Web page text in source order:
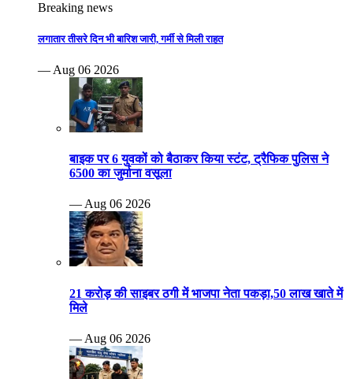
Breaking news
लगातार तीसरे दिन भी बारिश जारी, गर्मी से मिली राहत
— Aug 06 2026
बाइक पर 6 युवकों को बैठाकर किया स्टंट, ट्रैफिक पुलिस ने
6500 का जुर्माना वसूला
— Aug 06 2026
21 करोड़ की साइबर ठगी में भाजपा नेता पकड़ा,50 लाख खाते में
मिले
— Aug 06 2026